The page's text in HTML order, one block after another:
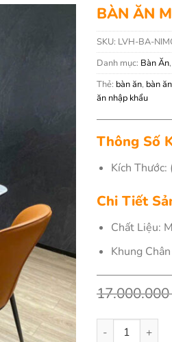
BÀN ĂN
SKU: LVH-BA-
Danh mục: Bàn Ăn,
Thẻ: bàn ăn, bàn
ăn nhập khẩu
Thông Số
Kích
Chi Tiết
Chất Liệu:
Khung
17.000.000
Bàn Ăn Mặt Đá